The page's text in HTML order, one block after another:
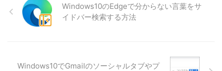
Windows10のEdgeで分からない言葉をサ
イドバー検索する方法
Windows10でGmailのソーシャルタブやプ